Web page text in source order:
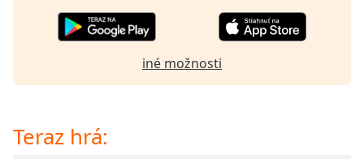
Picture-
This
iné možnosti
Teraz hrá: